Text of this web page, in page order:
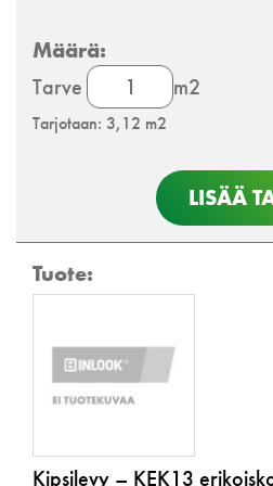
TarveKipsilevy
määrä
m2
Tarjotaan: 3,12 m2
LISÄÄ
Kipsilevy – KEK13